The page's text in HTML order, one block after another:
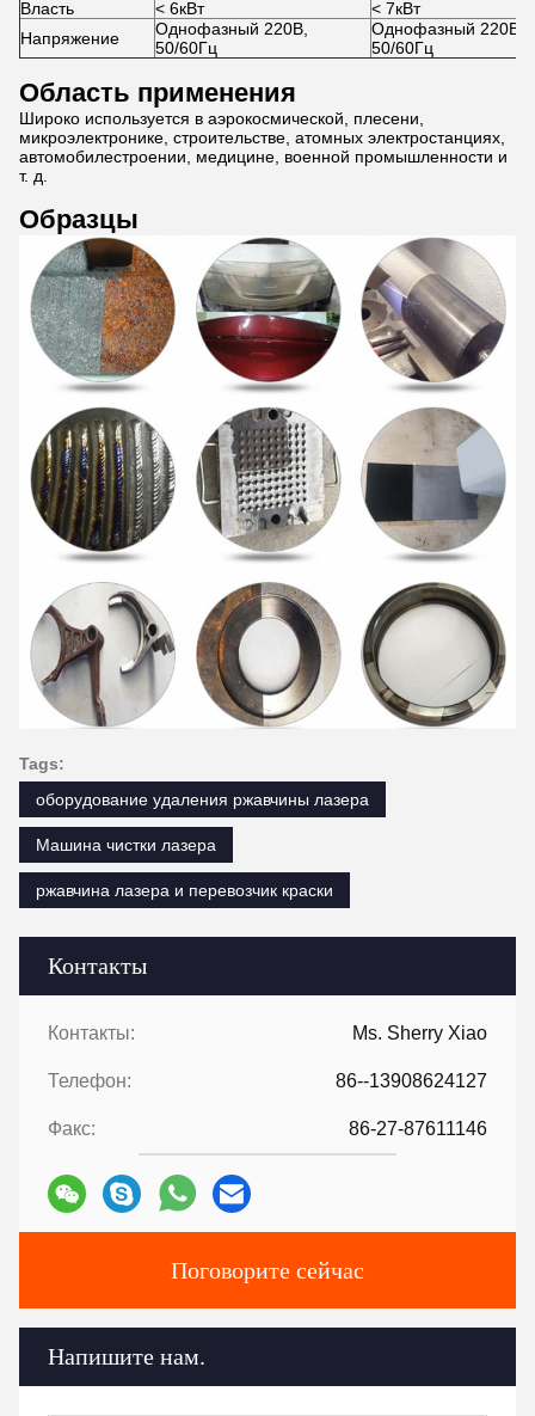
Контакты
Контакты: Ms. Sherry Xiao
Телефон: 86--13908624127
Факс: 86-27-87611146
Поговорите сейчас
Напишите нам.
Власть < 6кВт
< 7кВт
Напряжение
Однофазный 220В,
50/60Гц
Однофазный 220В,
50/60Гц
Область применения
Широко используется в аэрокосмической, плесени,
микроэлектронике, строительстве, атомных электростанциях,
автомобилестроении, медицине, военной промышленности и
т. д.
Образцы
Tags:
оборудование удаления ржавчины лазера
Машина чистки лазера
ржавчина лазера и перевозчик краски